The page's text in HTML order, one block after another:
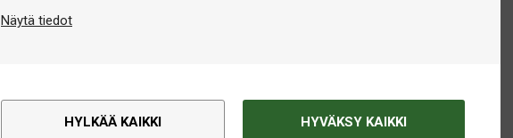
Näytä tiedot
HYLKÄÄ KAIKKI HYVÄKSY KAIKKI